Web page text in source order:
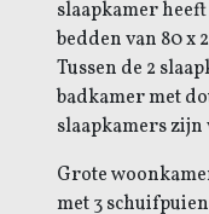
slaapkamer
bedden van 80 x
Tussen de 2
badkamer met
slaapkamers
Grote
met 3